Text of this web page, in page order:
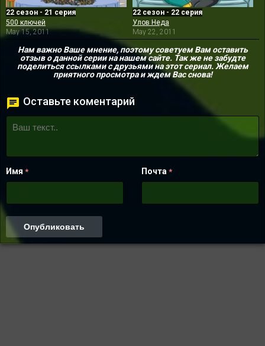
22 сезон - 21 серия
500 ключей
May 15, 2011
22 сезон - 22 серия
Улов Неда
May 22, 2011
Нам важно Ваше мнение, поэтому советуем Вам оставить
отзыв о данной серии на нашем сайте. Так же не забудте
поделиться ссылками с друзьями на этот сериал. Желаем
приятного просмотра и ждем Вас снова!
Оставьте коментарий
Имя * Почта *